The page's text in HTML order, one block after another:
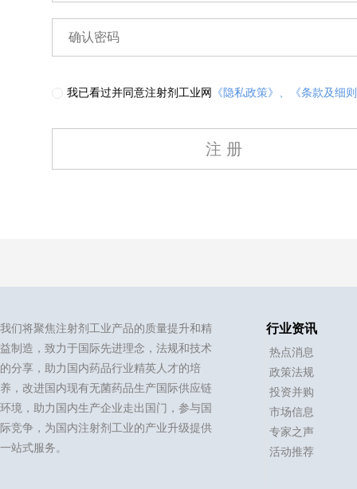
我已看过并同意注射剂工业网 《隐私政策》、 《条款及细
注 册
我们将聚焦注射剂工业产品的质量提升和精
益制造，致力于国际先进理念，法规和技术
的分享，助力国内药品行业精英人才的培
养，改进国内现有无菌药品生产国际供应链
环境，助力国内生产企业走出国门，参与国
际竞争，为国内注射剂工业的产业升级提供
一站式服务。
行业资讯
热点消息
政策法规
投资并购
市场信息
专家之声
活动推荐